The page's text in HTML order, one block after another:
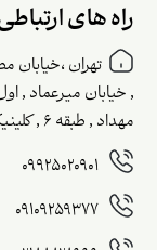
راه های
تهران ،خیابان
, خیابان میرعماد ,
مهداد , طبقه ۶ , کلینیک نجوا